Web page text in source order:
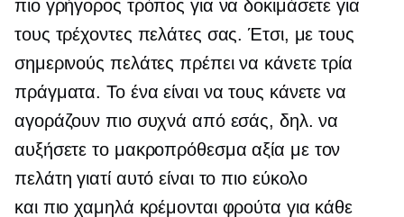
πιο γρήγορος τρόπος για να δοκιμάσετε για
τους τρέχοντες πελάτες σας. Έτσι, με τους
σημερινούς πελάτες πρέπει να κάνετε τρία
πράγματα. Το ένα είναι να τους κάνετε να
αγοράζουν πιο συχνά από εσάς, δηλ. να
αυξήσετε το μακροπρόθεσμα αξία με τον
πελάτη γιατί αυτό είναι το πιο εύκολο
και πιο χαμηλά κρέμονταιφρούτα για κάθε